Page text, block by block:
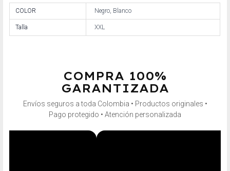
COLOR Negro, Blanco
Talla XXL
COMPRA 100%
GARANTIZADA
Envíos seguros a toda Colombia • Productos originales •
Pago protegido • Atención personalizada